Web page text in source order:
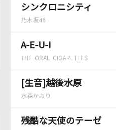
シンクロニシティ
乃木坂46
A-E-U-I
THE ORAL CIGARETTES
[生音]越後水原
水森かおり
残酷な天使のテーゼ